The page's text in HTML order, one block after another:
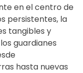
en el centro de
persistentes, la
tangibles y
guardianes
hasta nuevas